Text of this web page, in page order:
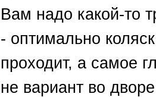
Вам надо какой-то
- оптимально
проходит, а самое
не вариант во